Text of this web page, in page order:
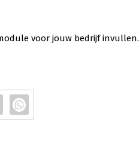
voor jouw bedrijf invullen.